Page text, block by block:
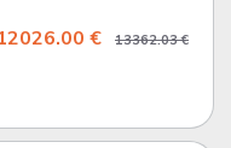
€ 13362.03 €